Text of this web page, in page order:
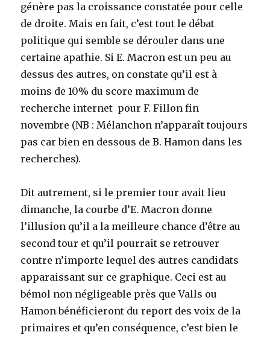
génère pas la croissance constatée pour celle
de droite. Mais en fait, c’est tout le débat
politique qui semble se dérouler dans une
certaine apathie. Si E. Macron est un peu au
dessus des autres, on constate qu’il est à
moins de 10% du score maximum de
recherche internet pour F. Fillon fin
novembre (NB : Mélanchon n’apparaît toujours
pas car bien en dessous de B. Hamon dans les
recherches).
Dit autrement, si le premier tour avait lieu
dimanche, la courbe d’E. Macron donne
l’illusion qu’il a la meilleure chance d’être au
second tour et qu’il pourrait se retrouver
contre n’importe lequel des autres candidats
apparaissant sur ce graphique. Ceci est au
bémol non négligeable près que Valls ou
Hamon bénéficieront du report des voix de la
primaires et qu’en conséquence, c’est bien le